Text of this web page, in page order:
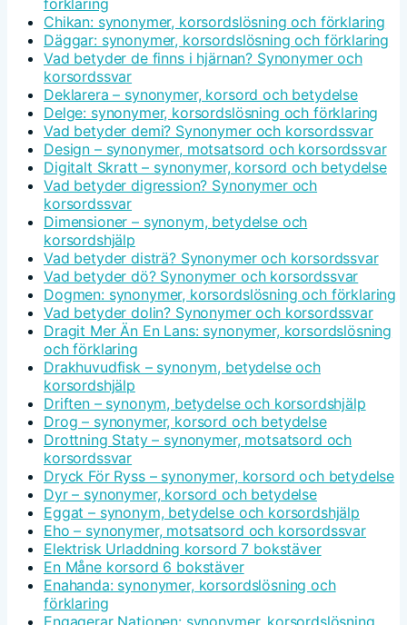
Chikan: synonymer, korsordslösning och förklaring
Däggar: synonymer, korsordslösning och förklaring
Vad betyder de finns i hjärnan? Synonymer och
korsordssvar
Deklarera – synonymer, korsord och betydelse
Delge: synonymer, korsordslösning och förklaring
Vad betyder demi? Synonymer och korsordssvar
Design – synonymer, motsatsord och korsordssvar
Digitalt Skratt – synonymer, korsord och betydelse
Vad betyder digression? Synonymer och
korsordssvar
Dimensioner – synonym, betydelse och
korsordshjälp
Vad betyder disträ? Synonymer och korsordssvar
Vad betyder dö? Synonymer och korsordssvar
Dogmen: synonymer, korsordslösning och förklaring
Vad betyder dolin? Synonymer och korsordssvar
Dragit Mer Än En Lans: synonymer, korsordslösning
och förklaring
Drakhuvudfisk – synonym, betydelse och
korsordshjälp
Driften – synonym, betydelse och korsordshjälp
Drog – synonymer, korsord och betydelse
Drottning Staty – synonymer, motsatsord och
korsordssvar
Dryck För Ryss – synonymer, korsord och betydelse
Dyr – synonymer, korsord och betydelse
Eggat – synonym, betydelse och korsordshjälp
Eho – synonymer, motsatsord och korsordssvar
Elektrisk Urladdning korsord 7 bokstäver
En Måne korsord 6 bokstäver
Enahanda: synonymer, korsordslösning och
förklaring
Engagerar Nationen: synonymer, korsordslösning